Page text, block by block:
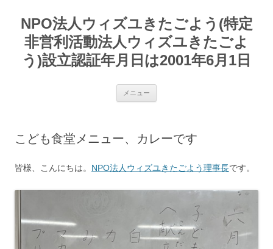
テ
ンNPO法人ウィズユきたごよう(特定
非営利活動法人ウィズユきたごよ
う)設立認証年月日は2001年6月1日
メニュー
こども食堂メニュー、カレーです
皆様、こんにちは。 NPO法人ウィズユきたごよう理事長です。